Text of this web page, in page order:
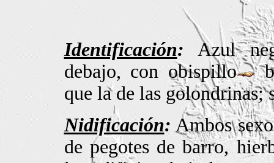
Identificación: Azul
debajo, con obispillo
que la de las golondrinas;
Nidificación: Ambos
de pegotes de barro,